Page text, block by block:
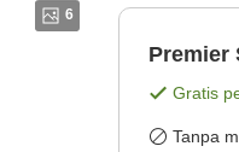
6
Premier
Gratis
Tanpa